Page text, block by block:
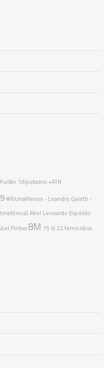
1diputados +ATR
#NiUnaMenos - Leandro Galetti -
Abel Leonardo Espósito
Pintos8M 15 N 22 femicidios